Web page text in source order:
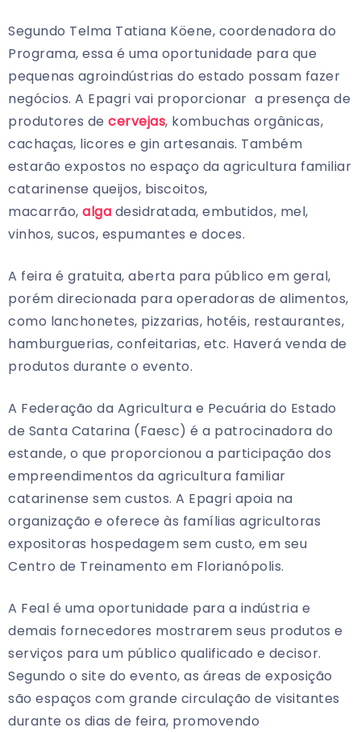
Segundo Telma Tatiana Köene, coordenadora do
Programa, essa é uma oportunidade para que
pequenas agroindústrias do estado possam fazer
negócios. A Epagri vai proporcionar a presença de
produtores de cervejas, kombuchas orgânicas,
cachaças, licores e gin artesanais. Também
estarão expostos no espaço da agricultura familiar
catarinense queijos, biscoitos,
macarrão, alga desidratada, embutidos, mel,
vinhos, sucos, espumantes e doces.
A feira é gratuita, aberta para público em geral,
porém direcionada para operadoras de alimentos,
como lanchonetes, pizzarias, hotéis, restaurantes,
hamburguerias, confeitarias, etc. Haverá venda de
produtos durante o evento.
A Federação da Agricultura e Pecuária do Estado
de Santa Catarina (Faesc) é a patrocinadora do
estande, o que proporcionou a participação dos
empreendimentos da agricultura familiar
catarinense sem custos. A Epagri apoia na
organização e oferece às famílias agricultoras
expositoras hospedagem sem custo, em seu
Centro de Treinamento em Florianópolis.
A Feal é uma oportunidade para a indústria e
demais fornecedores mostrarem seus produtos e
serviços para um público qualificado e decisor.
Segundo o site do evento, as áreas de exposição
são espaços com grande circulação de visitantes
durante os dias de feira, promovendo